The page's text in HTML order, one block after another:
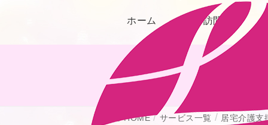
ホーム 訪問介護
HOME サービス一覧 居宅介護支